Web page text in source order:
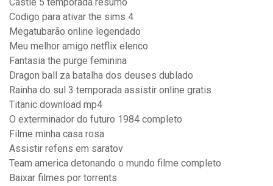
Castle 5 temporada resumo
Codigo para ativar the sims 4
Megatubarão online legendado
Meu melhor amigo netflix elenco
Fantasia the purge feminina
Dragon ball za batalha dos deuses dublado
Rainha do sul 3 temporada assistir online gratis
Titanic download mp4
O exterminador do futuro 1984 completo
Filme minha casa rosa
Assistir refens em saratov
Team america detonando o mundo filme completo
Baixar filmes por torrents